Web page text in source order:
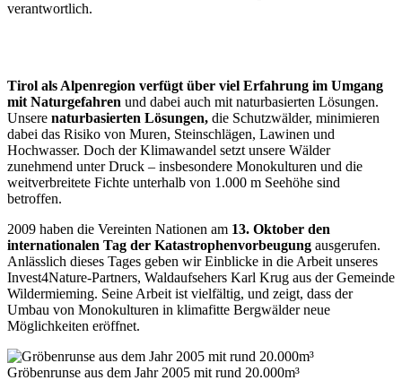
Tirol als Alpenregion verfügt über viel Erfahrung im Umgang
mit Naturgefahren und dabei auch mit naturbasierten Lösungen.
Unsere naturbasierten Lösungen, die Schutzwälder, minimieren
dabei das Risiko von Muren, Steinschlägen, Lawinen und
Hochwasser. Doch der Klimawandel setzt unsere Wälder
zunehmend unter Druck – insbesondere Monokulturen und die
weitverbreitete Fichte unterhalb von 1.000 m Seehöhe sind
betroffen.
2009 haben die Vereinten Nationen am 13. Oktober den
internationalen Tag der Katastrophenvorbeugung ausgerufen.
Anlässlich dieses Tages geben wir Einblicke in die Arbeit unseres
Invest4Nature-Partners, Waldaufsehers Karl Krug aus der Gemeinde
Wildermieming. Seine Arbeit ist vielfältig, und zeigt, dass der
Umbau von Monokulturen in klimafitte Bergwälder neue
Möglichkeiten eröffnet.
Gröbenrunse aus dem Jahr 2005 mit rund 20.000m³